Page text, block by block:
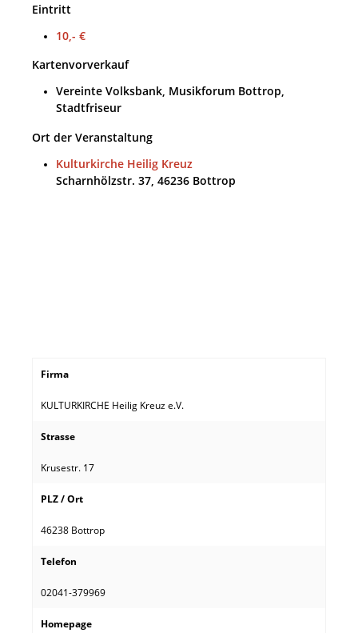
Eintritt
10,- €
Kartenvorverkauf
Vereinte Volksbank, Musikforum Bottrop,
Stadtfriseur
Ort der Veranstaltung
Kulturkirche Heilig Kreuz
Scharnhölzstr. 37, 46236 Bottrop
Firma
KULTURKIRCHE Heilig Kreuz e.V.
Strasse
Krusestr. 17
PLZ / Ort
46238 Bottrop
Telefon
02041-379969
Homepage